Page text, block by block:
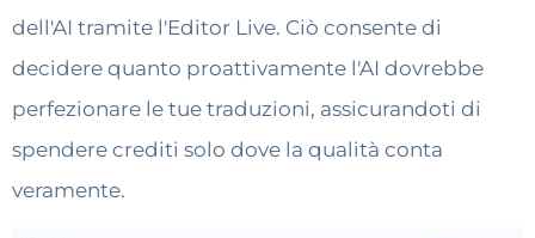
dell'AI tramite l'Editor Live. Ciò consente di
decidere quanto proattivamente l'AI dovrebbe
perfezionare le tue traduzioni, assicurandoti di
spendere crediti solo dove la qualità conta
veramente.